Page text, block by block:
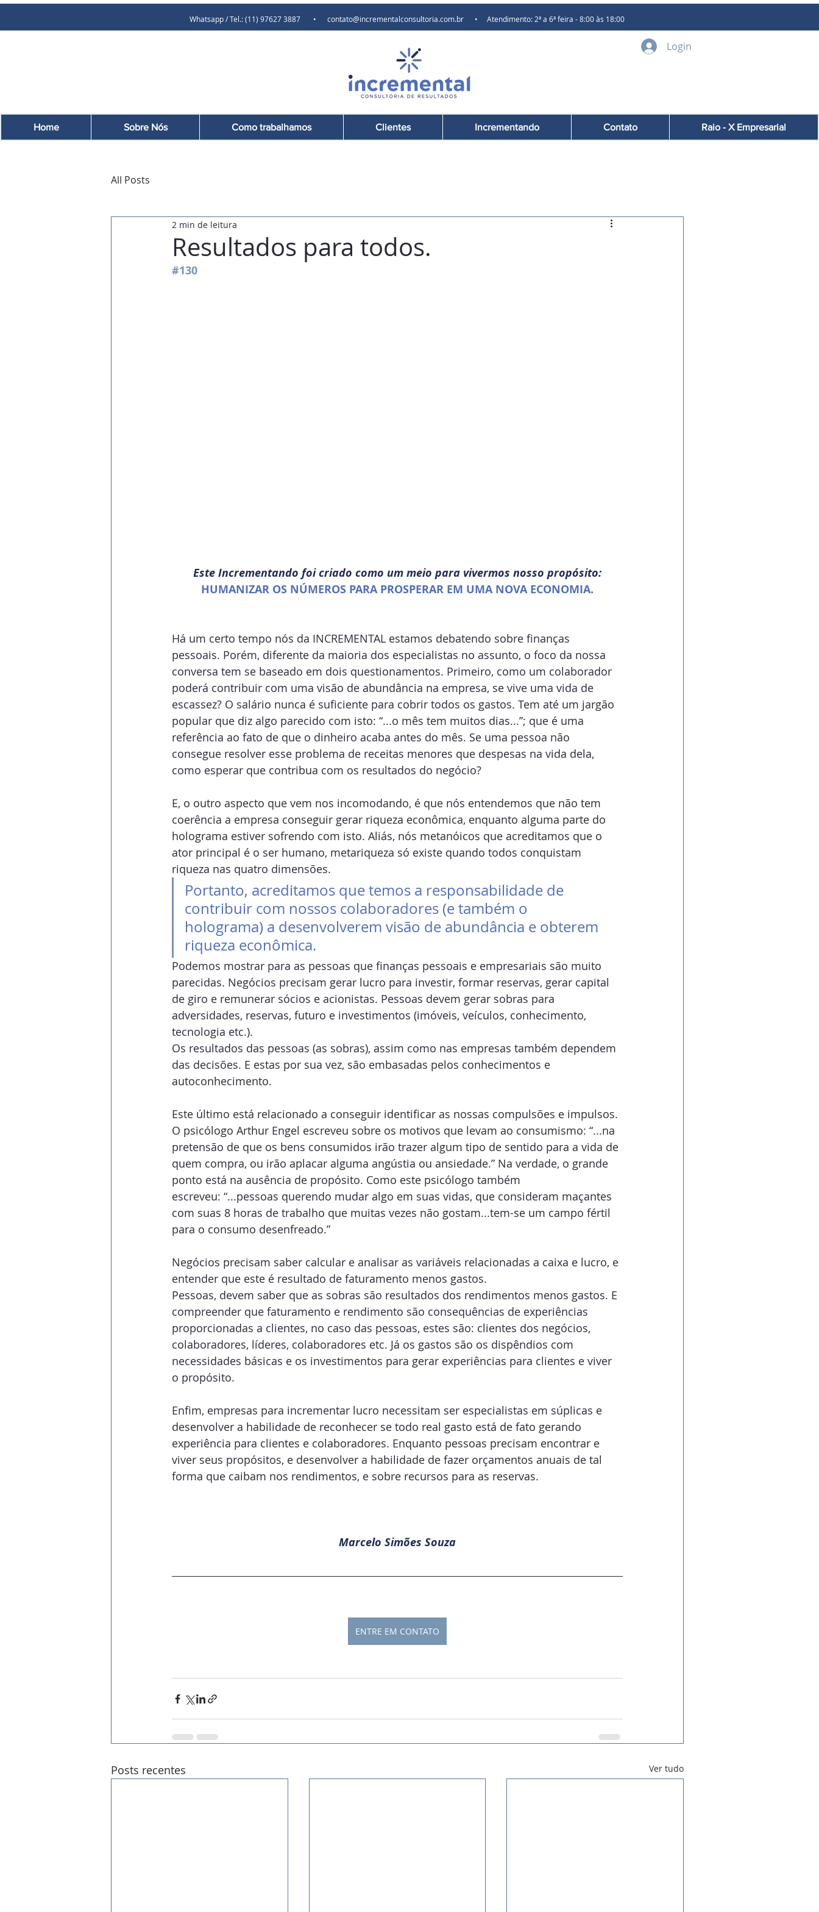
Whatsapp / Tel.: (11) 97627 3887 • contato@incrementalconsultoria.com.br • Atendimento: 2ª a 6ª feira - 8:00 às 18:00
Login
Home Sobre Nós Como trabalhamos Clientes Incrementando Contato Raio - X Empresarial
All Posts
Resultados para todos.
2 min de leitura
#130
Este Incrementando foi criado como um meio para vivermos nosso propósito:
HUMANIZAR OS NÚMEROS PARA PROSPERAR EM UMA NOVA ECONOMIA.
Há um certo tempo nós da INCREMENTAL estamos debatendo sobre finanças
pessoais. Porém, diferente da maioria dos especialistas no assunto, o foco da nossa
conversa tem se baseado em dois questionamentos. Primeiro, como um colaborador
poderá contribuir com uma visão de abundância na empresa, se vive uma vida de
escassez? O salário nunca é suficiente para cobrir todos os gastos. Tem até um jargão
popular que diz algo parecido com isto: “...o mês tem muitos dias...”; que é uma
referência ao fato de que o dinheiro acaba antes do mês. Se uma pessoa não
consegue resolver esse problema de receitas menores que despesas na vida dela,
como esperar que contribua com os resultados do negócio?
E, o outro aspecto que vem nos incomodando, é que nós entendemos que não tem
coerência a empresa conseguir gerar riqueza econômica, enquanto alguma parte do
holograma estiver sofrendo com isto. Aliás, nós metanóicos que acreditamos que o
ator principal é o ser humano, metariqueza só existe quando todos conquistam
riqueza nas quatro dimensões.
Portanto, acreditamos que temos a responsabilidade de
contribuir com nossos colaboradores (e também o
holograma) a desenvolverem visão de abundância e obterem
riqueza econômica.
Podemos mostrar para as pessoas que finanças pessoais e empresariais são muito
parecidas. Negócios precisam gerar lucro para investir, formar reservas, gerar capital
de giro e remunerar sócios e acionistas. Pessoas devem gerar sobras para
adversidades, reservas, futuro e investimentos (imóveis, veículos, conhecimento,
tecnologia etc.).
Os resultados das pessoas (as sobras), assim como nas empresas também dependem
das decisões. E estas por sua vez, são embasadas pelos conhecimentos e
autoconhecimento.
Este último está relacionado a conseguir identificar as nossas compulsões e impulsos.
O psicólogo Arthur Engel escreveu sobre os motivos que levam ao consumismo: “...na
pretensão de que os bens consumidos irão trazer algum tipo de sentido para a vida de
quem compra, ou irão aplacar alguma angústia ou ansiedade.” Na verdade, o grande
ponto está na ausência de propósito. Como este psicólogo também
escreveu: “...pessoas querendo mudar algo em suas vidas, que consideram maçantes
com suas 8 horas de trabalho que muitas vezes não gostam...tem-se um campo fértil
para o consumo desenfreado.”
Negócios precisam saber calcular e analisar as variáveis relacionadas a caixa e lucro, e
entender que este é resultado de faturamento menos gastos.
Pessoas, devem saber que as sobras são resultados dos rendimentos menos gastos. E
compreender que faturamento e rendimento são consequências de experiências
proporcionadas a clientes, no caso das pessoas, estes são: clientes dos negócios,
colaboradores, líderes, colaboradores etc. Já os gastos são os dispêndios com
necessidades básicas e os investimentos para gerar experiências para clientes e viver
o propósito.
Enfim, empresas para incrementar lucro necessitam ser especialistas em súplicas e
desenvolver a habilidade de reconhecer se todo real gasto está de fato gerando
experiência para clientes e colaboradores. Enquanto pessoas precisam encontrar e
viver seus propósitos, e desenvolver a habilidade de fazer orçamentos anuais de tal
forma que caibam nos rendimentos, e sobre recursos para as reservas.
Marcelo Simões Souza
ENTRE EM CONTATO
Posts recentes Ver tudo